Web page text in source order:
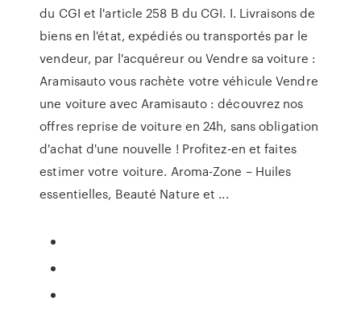
du CGI et l'article 258 B du CGI. I. Livraisons de
biens en l'état, expédiés ou transportés par le
vendeur, par l'acquéreur ou Vendre sa voiture :
Aramisauto vous rachète votre véhicule Vendre
une voiture avec Aramisauto : découvrez nos
offres reprise de voiture en 24h, sans obligation
d'achat d'une nouvelle ! Profitez-en et faites
estimer votre voiture. Aroma-Zone – Huiles
essentielles, Beauté Nature et ...